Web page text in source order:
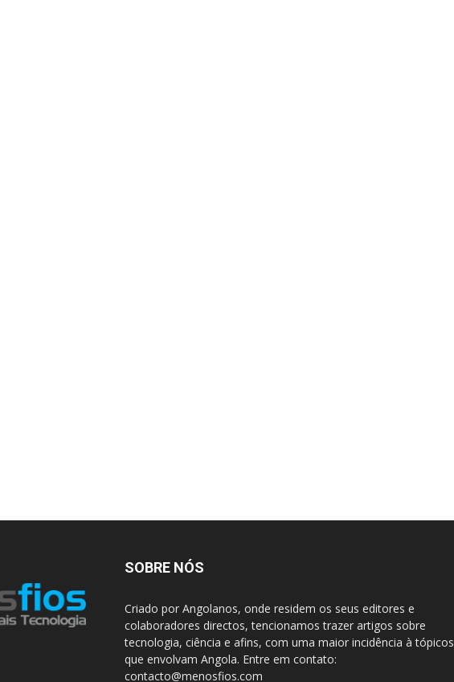
SOBRE NÓS
Criado por Angolanos, onde residem os seus editores e
colaboradores directos, tencionamos trazer artigos sobre
tecnologia, ciência e afins, com uma maior incidência à tópicos
que envolvam Angola. Entre em contato:
contacto@menosfios.com